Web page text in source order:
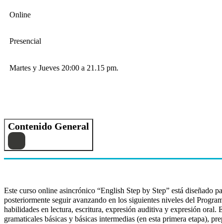
Online
Presencial
Martes y Jueves 20:00 a 21.15 pm.
Contenido General
Este curso online asincrónico “English Step by Step” está diseñado
posteriormente seguir avanzando en los siguientes niveles del
habilidades en lectura, escritura, expresión auditiva y expresión
gramaticales básicas y básicas intermedias (en esta primera etapa),